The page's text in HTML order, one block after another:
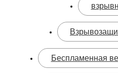
Беспламенная